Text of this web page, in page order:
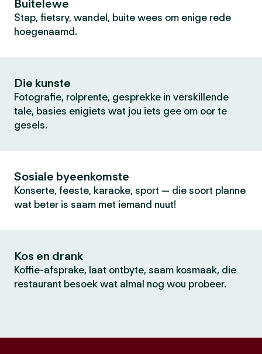
Buitelewe
Stap, fietsry, wandel, buite wees om enige rede
hoegenaamd.
Die kunste
Fotografie, rolprente, gesprekke in verskillende
tale, basies enigiets wat jou iets gee om oor te
gesels.
Sosiale byeenkomste
Konserte, feeste, karaoke, sport — die soort planne
wat beter is saam met iemand nuut!
Kos en drank
Koffie-afsprake, laat ontbyte, saam kosmaak, die
restaurant besoek wat almal nog wou probeer.